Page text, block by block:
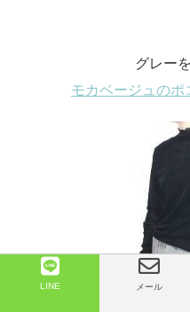
グレー
モカベージュのポ
LINE メール